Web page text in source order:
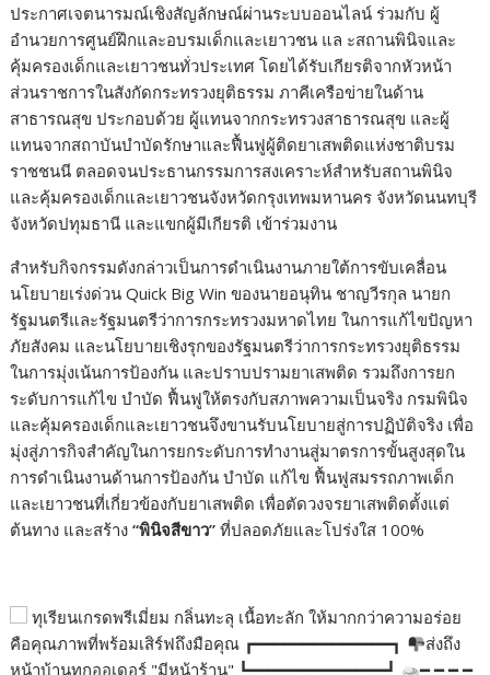
ประกาศเจตนารมณ์เชิงสัญลักษณ์ผ่านระบบออนไลน์ ร่วมกับ ผู้
อำนวยการศูนย์ฝึกและอบรมเด็กและเยาวชน แล ะสถานพินิจและ
คุ้มครองเด็กและเยาวชนทั่วประเทศ โดยได้รับเกียรติจากหัวหน้า
ส่วนราชการในสังกัดกระทรวงยุติธรรม ภาคีเครือข่ายในด้าน
สาธารณสุข ประกอบด้วย ผู้แทนจากกระทรวงสาธารณสุข และผู้
แทนจากสถาบันบำบัดรักษาและฟื้นฟูผู้ติดยาเสพติดแห่งชาติบรม
ราชชนนี ตลอดจนประธานกรรมการสงเคราะห์สำหรับสถานพินิจ
และคุ้มครองเด็กและเยาวชนจังหวัดกรุงเทพมหานคร จังหวัดนนทบุรี
จังหวัดปทุมธานี และแขกผู้มีเกียรติ เข้าร่วมงาน
สำหรับกิจกรรมดังกล่าวเป็นการดำเนินงานภายใต้การขับเคลื่อน
นโยบายเร่งด่วน Quick Big Win ของนายอนุทิน ชาญวีรกุล นายก
รัฐมนตรีและรัฐมนตรีว่าการกระทรวงมหาดไทย ในการแก้ไขปัญหา
ภัยสังคม และนโยบายเชิงรุกของรัฐมนตรีว่าการกระทรวงยุติธรรม
ในการมุ่งเน้นการป้องกัน และปราบปรามยาเสพติด รวมถึงการยก
ระดับการแก้ไข บำบัด ฟื้นฟูให้ตรงกับสภาพความเป็นจริง กรมพินิจ
และคุ้มครองเด็กและเยาวชนจึงขานรับนโยบายสู่การปฏิบัติจริง เพื่อ
มุ่งสู่ภารกิจสำคัญในการยกระดับการทำงานสู่มาตรการขั้นสูงสุดใน
การดำเนินงานด้านการป้องกัน บำบัด แก้ไข ฟื้นฟูสมรรถภาพเด็ก
และเยาวชนที่เกี่ยวข้องกับยาเสพติด เพื่อตัดวงจรยาเสพติดตั้งแต่
ต้นทาง และสร้าง“พินิจสีขาว” ที่ปลอดภัยและโปร่งใส 100%
ทุเรียนเกรดพรีเมี่ยม กลิ่นทะลุ เนื้อทะลัก ให้มากกว่าความอร่อย
คือคุณภาพที่พร้อมเสิร์ฟถึงมือคุณ ┏━━━━━━━━━━━━━━┓
ส่งถึง
หน้าบ้านทุกออเดอร์ "มีหน้าร้าน" ┗━━━━━━━━━━━━━━┛
━ ━ ━ ━